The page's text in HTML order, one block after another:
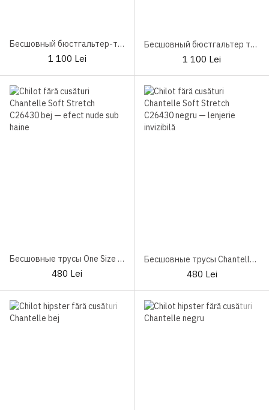
Бесшовный бюстгальтер-топ Chantelle Soft Stretch C16A20 Black
1 100 Lei
Бесшовный бюстгальтер топ Chantelle Soft Stretch C16A20
1 100 Lei
Бесшовные трусы One Size Chantelle Soft Stretch C26430
480 Lei
Бесшовные трусы Chantelle Soft Stretch C26430 Black
480 Lei